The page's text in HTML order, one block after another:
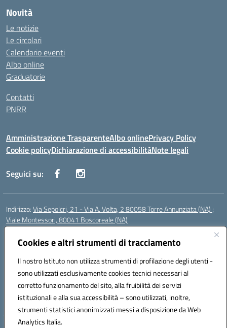
Cookies e altri strumenti di tracciamento
Il nostro Istituto non utilizza strumenti di profilazione degli utenti -
sono utilizzati esclusivamente cookies tecnici necessari al
corretto funzionamento del sito, alla fruibilità dei servizi
istituzionali e alla sua accessibilità – sono utilizzati, inoltre,
strumenti statistici anonimizzati messi a disposizione da Web
Analytics Italia.
Novità
Le notizie
Le circolari
Calendario eventi
Albo online
Graduatorie
Contatti
PNRR
Amministrazione TrasparenteAlbo onlinePrivacy Policy
Cookie policyDichiarazione di accessibilitàNote legali
Seguici su:
Indirizzo:Via Sepolcri, 21 - Via A. Volta, 2 80058 Torre Annunziata (NA) ;
Viale Montessori, 80041 Boscoreale (NA)
Centralino:
Posta elettronica certificata (PEC):nais04100b@pec.istruzione.it
Codice fiscale: 82008750638
Codice meccanografico:NAIS04100B
Codice Indice delle Pubbliche Amministrazioni (IPA): istsc_nais04100b
Codice unico di fatturazione (CUF): UFELOU